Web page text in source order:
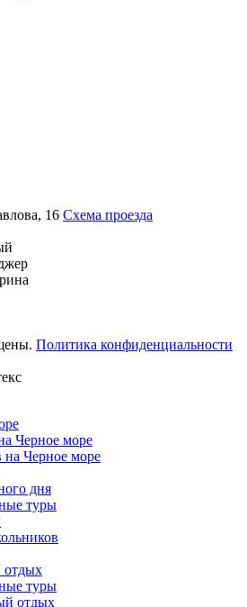
16 Схема проезда
Политика конфиденциальности
Черное море
на Черное море
дня
туры
отдых
туры
отдых